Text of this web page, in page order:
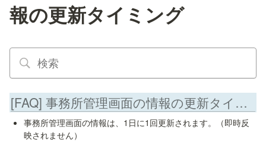
報の更新タイミング
[FAQ] 事務所管理画面の情報の更新タイミング
事務所管理画面の情報は、1日に1回更新されます。（即時反
映されません）